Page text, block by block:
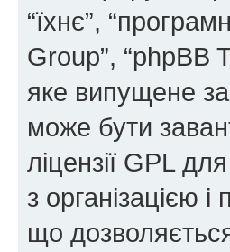
“їхнє”,
Group”, “phpBB
яке випущене за
може бути
ліцензії GPL
з організацією
що